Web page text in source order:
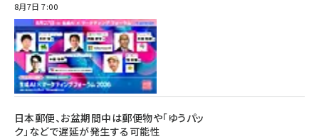
8月7日 7:00
日本郵便、お盆期間中は郵便物や「ゆうパッ
ク」などで遅延が発生する可能性